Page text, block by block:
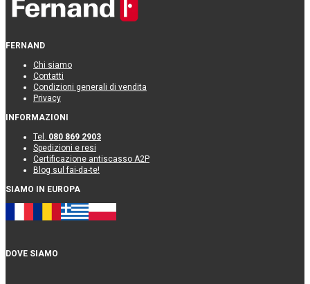
FERNAND
Chi siamo
Contatti
Condizioni generali di vendita
Privacy
INFORMAZIONI
Tel. 080 869 2903
Spedizioni e resi
Certificazione antiscasso A2P
Blog sul fai-da-te!
SIAMO IN EUROPA
DOVE SIAMO